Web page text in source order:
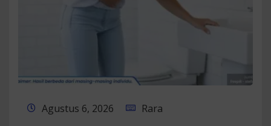
Agustus 6, 2026 Rara